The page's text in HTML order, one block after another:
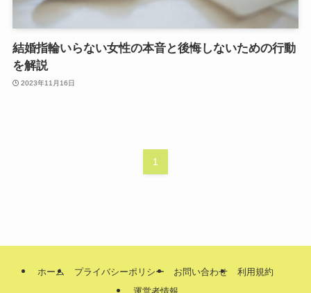
結婚指輪いらない女性の本音と後悔しないための行動
を解説
2023年11月16日
1
ホーム プライバシーポリシー お問い合わせ
利用規約